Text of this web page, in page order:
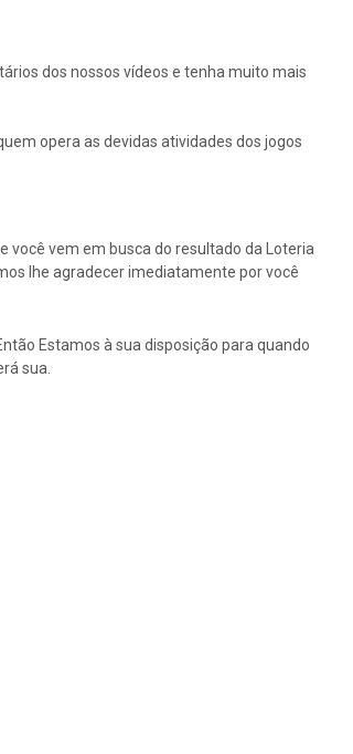
dos nossos vídeos e tenha muito mais
opera as devidas atividades dos jogos
vem em busca do resultado da Loteria
lhe agradecer imediatamente por você
Estamos à sua disposição para quando
sua.